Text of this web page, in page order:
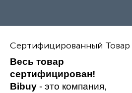
Сертифицированный Товар
Весь товар
сертифицирован!
Bibuy - это компания,